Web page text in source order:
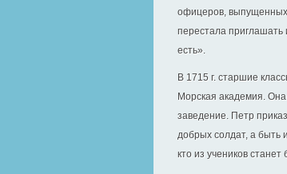
офицеров, выпущенных
перестала приглашать
есть».
В 1715 г. старшие
Морская академия.
заведение. Петр
добрых солдат, а быть
кто из учеников